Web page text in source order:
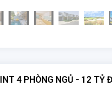
4 PHÒNG NGỦ - 12 TỶ